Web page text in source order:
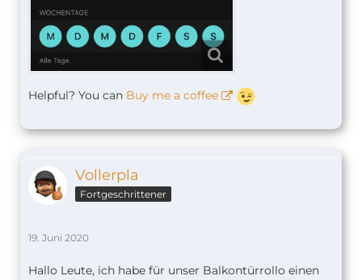
Helpful? You can Buy me a coffee
Vollerpla
Fortgeschrittener
19. Juni 2020
Hallo Leute, ich habe für unser Balkontürrollo einen